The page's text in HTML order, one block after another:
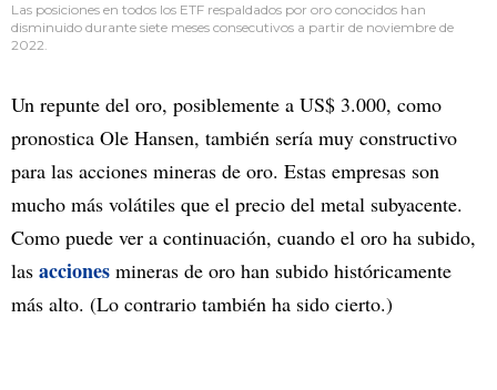
Las posiciones en todos los ETF respaldados por oro conocidos han
disminuido durante siete meses consecutivos a partir de noviembre de
2022.
Un repunte del oro, posiblemente a US$ 3.000, como
pronostica Ole Hansen, también sería muy constructivo
para las acciones mineras de oro. Estas empresas son
mucho más volátiles que el precio del metal subyacente.
Como puede ver a continuación, cuando el oro ha subido,
las acciones mineras de oro han subido históricamente
más alto. (Lo contrario también ha sido cierto.)